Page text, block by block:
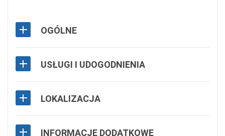
OGÓLNE
USŁUGI I UDOGODNIENIA
LOKALIZACJA
INFORMACJE DODATKOWE